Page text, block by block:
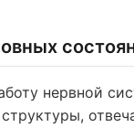
нервной